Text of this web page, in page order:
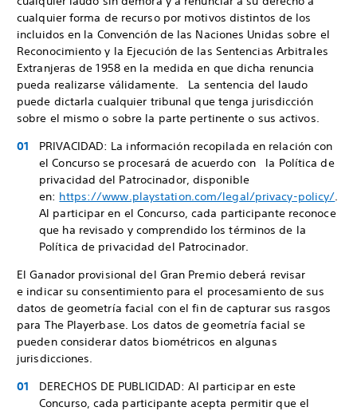
cualquier forma de recurso por motivos distintos de los
incluidos en la Convención de las Naciones Unidas sobre el
Reconocimiento y la Ejecución de las Sentencias Arbitrales
Extranjeras de 1958 en la medida en que dicha renuncia
pueda realizarse válidamente. La sentencia del laudo
puede dictarla cualquier tribunal que tenga jurisdicción
sobre el mismo o sobre la parte pertinente o sus activos.
PRIVACIDAD: La información recopilada en relación con
el Concurso se procesará de acuerdo con la Política de
privacidad del Patrocinador, disponible
en: https://www.playstation.com/legal/privacy-policy/.
Al participar en el Concurso, cada participante reconoce
que ha revisado y comprendido los términos de la
Política de privacidad del Patrocinador.
El Ganador provisional del Gran Premio deberá revisar
e indicar su consentimiento para el procesamiento de sus
datos de geometría facial con el fin de capturar sus rasgos
para The Playerbase. Los datos de geometría facial se
pueden considerar datos biométricos en algunas
jurisdicciones.
DERECHOS DE PUBLICIDAD: Al participar en este
Concurso, cada participante acepta permitir que el